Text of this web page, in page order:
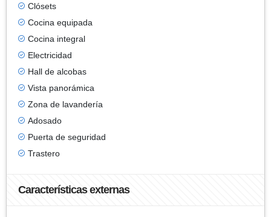
Clósets
Cocina equipada
Cocina integral
Electricidad
Hall de alcobas
Vista panorámica
Zona de lavandería
Adosado
Puerta de seguridad
Trastero
Características externas